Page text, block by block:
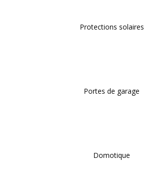
Protections solaires
Portes de garage
Domotique